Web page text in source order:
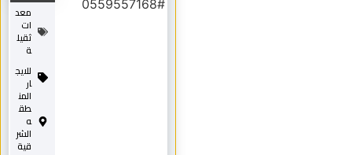
معد
ات
ثقيل
ة
للايج
ار
المن
طق
ه
الشر
قية